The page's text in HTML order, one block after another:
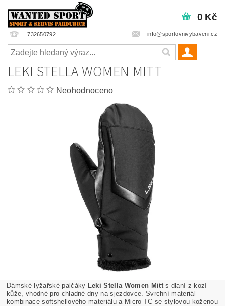
732650792 info@sportovnivybaveni.cz
0 Kč
LEKI STELLA WOMEN MITT
Neohodnoceno
Dámské lyžařské palčáky Leki Stella Women Mitts dlaní z kozí
kůže, vhodné pro chladné dny na sjezdovce. Svrchní materiál –
kombinace softshellového materiálu a Micro TC se stylovou koženou